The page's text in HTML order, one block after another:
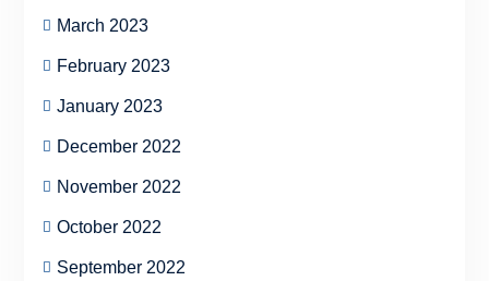
March 2023
February 2023
January 2023
December 2022
November 2022
October 2022
September 2022